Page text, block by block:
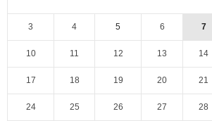
3 4 5 6 7
10 11 12 13 14
17 18 19 20 21
24 25 26 27 28